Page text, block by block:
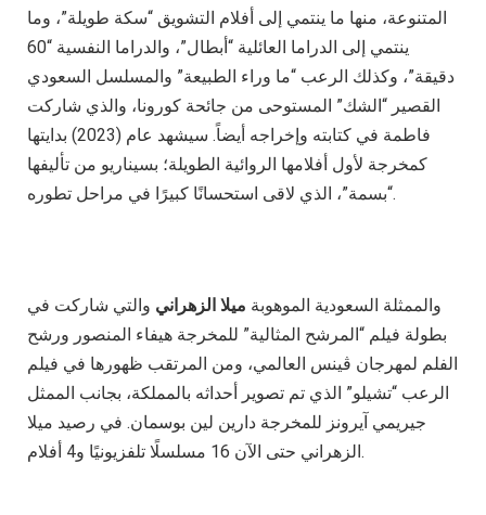
المتنوعة، منها ما ينتمي إلى أفلام التشويق “سكة طويلة”، وما
ينتمي إلى الدراما العائلية “أبطال”، والدراما النفسية “60
دقيقة”، وكذلك الرعب “ما وراء الطبيعة” والمسلسل السعودي
القصير “الشك” المستوحى من جائحة كورونا، والذي شاركت
فاطمة في كتابته وإخراجه أيضاً. سيشهد عام (2023) بدايتها
كمخرجة لأول أفلامها الروائية الطويلة؛ بسيناريو من تأليفها
“بسمة”، الذي لاقى استحسانًا كبيرًا في مراحل تطوره.
والممثلة السعودية الموهوبة ميلا الزهراني والتي شاركت في
بطولة فيلم “المرشح المثالية” للمخرجة هيفاء المنصور ورشح
الفلم لمهرجان ڤينس العالمي، ومن المرتقب ظهورها في فيلم
الرعب “تشيلو” الذي تم تصوير أحداثه بالمملكة، بجانب الممثل
جيريمي آيرونز للمخرجة دارين لين بوسمان. في رصيد ميلا
الزهراني حتى الآن 16 مسلسلًا تلفزيونيًا و4 أفلام.